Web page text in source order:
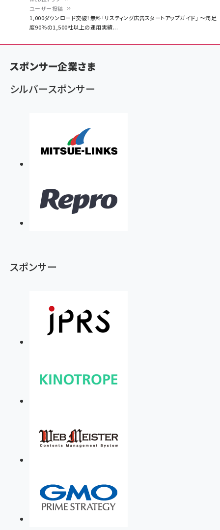
く
ず
ユーザー投稿
1,000ダウンロード突破！無料「リスティング広告スタートアップガイド」 ～満足
度90％の1,500社以上の運用実績...
スポンサー企業さま
シルバースポンサー
スポンサー